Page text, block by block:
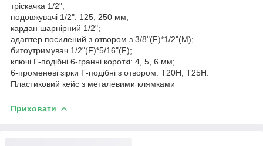
тріскачка 1/2";
подовжувачі 1/2": 125, 250 мм;
кардан шарнірний 1/2";
адаптер посилений з отвором з 3/8"(F)*1/2"(M);
битоутримувач 1/2"(F)*5/16"(F);
ключі Г-подібні 6-гранні короткі: 4, 5, 6 мм;
6-променеві зірки Г-подібні з отвором: T20H, T25H.
Пластиковий кейс з металевими клямками
Приховати